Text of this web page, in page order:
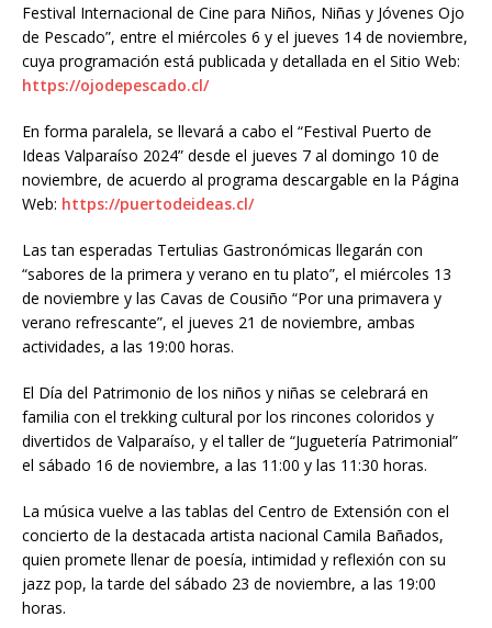
Festival Internacional de Cine para Niños, Niñas y Jóvenes Ojo
de Pescado”, entre el miércoles 6 y el jueves 14 de noviembre,
cuya programación está publicada y detallada en el Sitio Web:
https://ojodepescado.cl/
En forma paralela, se llevará a cabo el “Festival Puerto de
Ideas Valparaíso 2024” desde el jueves 7 al domingo 10 de
noviembre, de acuerdo al programa descargable en la Página
Web: https://puertodeideas.cl/
Las tan esperadas Tertulias Gastronómicas llegarán con
“sabores de la primera y verano en tu plato”, el miércoles 13
de noviembre y las Cavas de Cousiño “Por una primavera y
verano refrescante”, el jueves 21 de noviembre, ambas
actividades, a las 19:00 horas.
El Día del Patrimonio de los niños y niñas se celebrará en
familia con el trekking cultural por los rincones coloridos y
divertidos de Valparaíso, y el taller de “Juguetería Patrimonial”
el sábado 16 de noviembre, a las 11:00 y las 11:30 horas.
La música vuelve a las tablas del Centro de Extensión con el
concierto de la destacada artista nacional Camila Bañados,
quien promete llenar de poesía, intimidad y reflexión con su
jazz pop, la tarde del sábado 23 de noviembre, a las 19:00
horas.